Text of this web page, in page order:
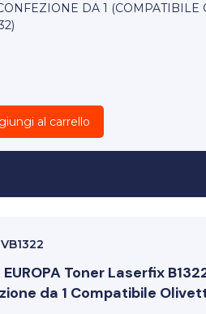
DA 1 (COMPATIBILE
al carrello
Toner Laserfix
da 1 Compatibile